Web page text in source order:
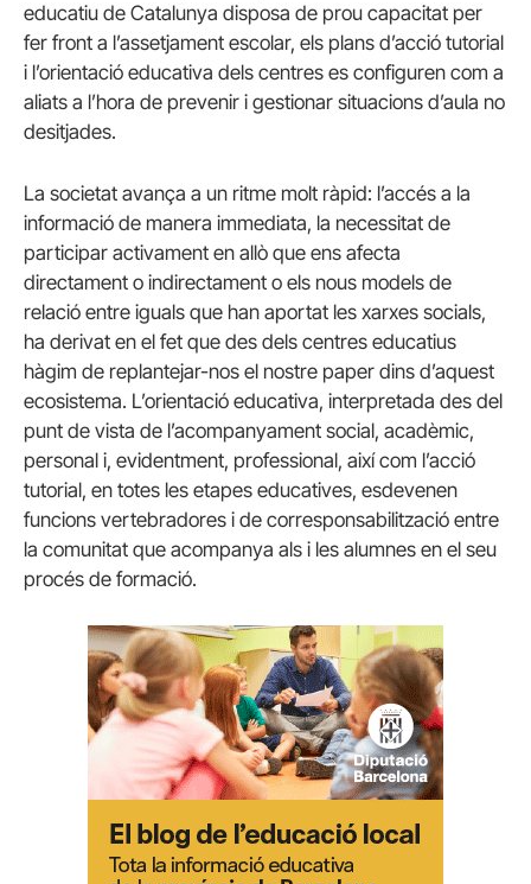
educatiu de Catalunya disposa de prou capacitat per
fer front a l’assetjament escolar, els plans d’acció tutorial
i l’orientació educativa dels centres es configuren com a
aliats a l’hora de prevenir i gestionar situacions d’aula no
desitjades.
La societat avança a un ritme molt ràpid: l’accés a la
informació de manera immediata, la necessitat de
participar activament en allò que ens afecta
directament o indirectament o els nous models de
relació entre iguals que han aportat les xarxes socials,
ha derivat en el fet que des dels centres educatius
hàgim de replantejar-nos el nostre paper dins d’aquest
ecosistema. L’orientació educativa, interpretada des del
punt de vista de l’acompanyament social, acadèmic,
personal i, evidentment, professional, així com l’acció
tutorial, en totes les etapes educatives, esdevenen
funcions vertebradores i de corresponsabilització entre
la comunitat que acompanya als i les alumnes en el seu
procés de formació.